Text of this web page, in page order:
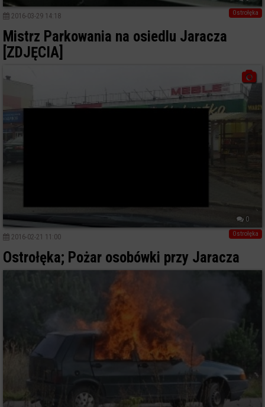
Ostrołęka
2016-03-29 14:18
Mistrz Parkowania na osiedlu Jaracza
[ZDJĘCIA]
0
Ostrołęka
2016-02-21 11:00
Ostrołęka; Pożar osobówki przy Jaracza